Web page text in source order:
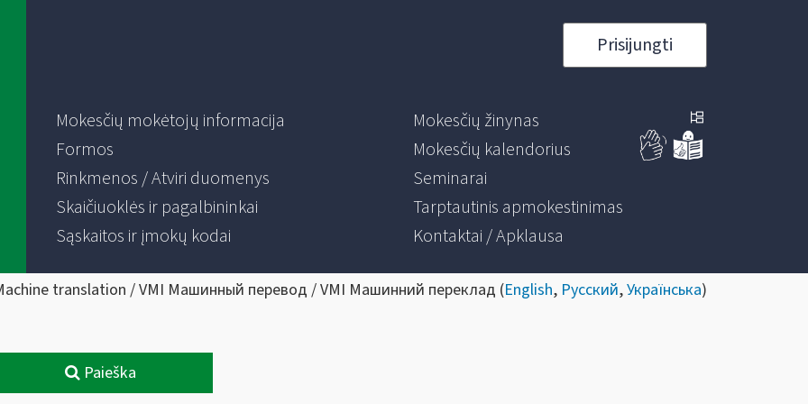
Prisijungti
Mokesčių mokėtojų informacija
Formos
Rinkmenos / Atviri duomenys
Skaičiuoklės ir pagalbininkai
Sąskaitos ir įmokų kodai
Mokesčių žinynas
Mokesčių kalendorius
Seminarai
Tarptautinis apmokestinimas
Kontaktai / Apklausa
translation / VMI Машинный перевод / VMI Машинний переклад (English, Русский,Українська)
Paieška